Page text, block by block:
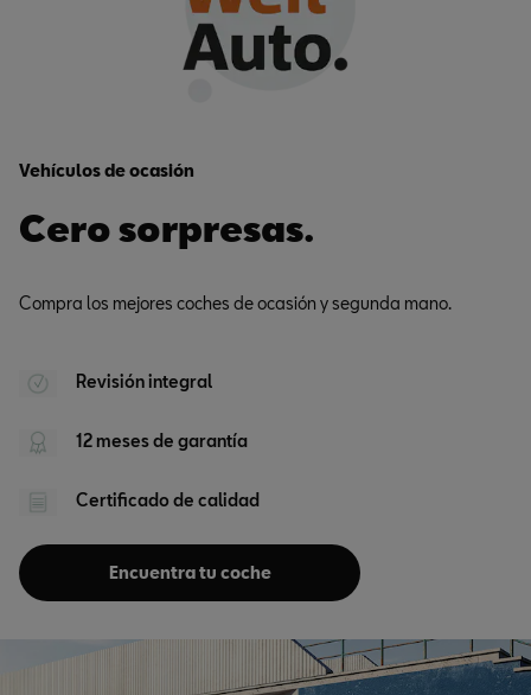
Vehículos de ocasión
Cero sorpresas.
Compra los mejores coches de ocasión y segunda mano.
Revisión integral
12 meses de garantía
Certificado de calidad
Encuentra tu coche